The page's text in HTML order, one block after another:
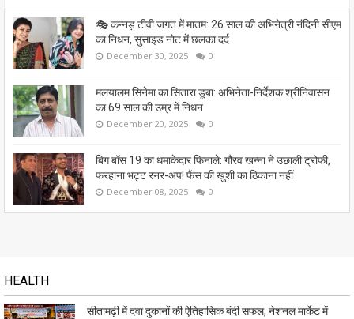
🎭 कन्नड़ टीवी जगत में मातम: 26 साल की अभिनेत्री नंदिनी सीएम
का निधन, सुसाइड नोट में छलका दर्द
December 30, 2025 0
मलयालम सिनेमा का सितारा डूबा: अभिनेता-निर्देशक श्रीनिवासन
का 69 साल की उम्र में निधन
December 20, 2025 0
बिग बॉस 19 का धमाकेदार फिनाले: गौरव खन्ना ने उछाली ट्रोफी,
फरहाना भट्ट रनर-अप! फैंस की खुशी का ठिकाना नहीं
December 08, 2025 0
HEALTH
सीतामढ़ी में दवा दुकानों की ऐतिहासिक बंदी सफल, नेशनल मार्केट में